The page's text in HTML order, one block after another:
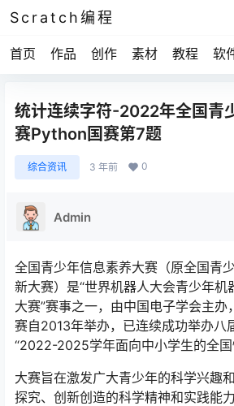
Scratch编程
首页 作品 创作 素材 教程 软
统计连续字符-2022年全国青
赛Python国赛第7题
综合资讯 3 年前 0
Admin
全国青少年信息素养大赛（原全国青
新大赛）是“世界机器人大会青少年机
大赛”赛事之一，由中国电子学会主办
赛自2013年举办，已连续成功举办八
“2022-2025学年面向中小学生的全国
大赛旨在激发广大青少年的科学兴趣
探究、创新创造的科学精神和实践能